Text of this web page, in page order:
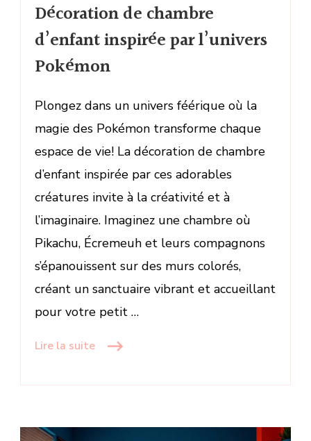
Décoration de chambre
d’enfant inspirée par l’univers
Pokémon
Plongez dans un univers féérique où la
magie des Pokémon transforme chaque
espace de vie! La décoration de chambre
d’enfant inspirée par ces adorables
créatures invite à la créativité et à
l’imaginaire. Imaginez une chambre où
Pikachu, Écremeuh et leurs compagnons
s’épanouissent sur des murs colorés,
créant un sanctuaire vibrant et accueillant
pour votre petit …
Lire la suite